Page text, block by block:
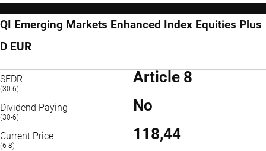
QI Emerging Markets Enhanced Index Equities Plus
D EUR
SFDR
(30-6)
Article 8
Dividend Paying
(30-6)
No
Current Price
(6-8)
118,44